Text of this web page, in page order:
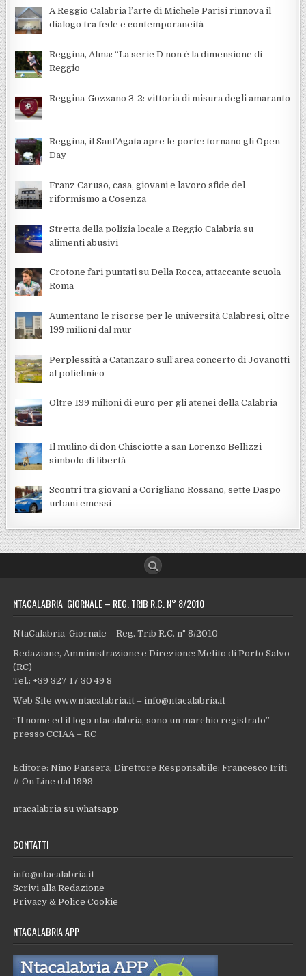
A Reggio Calabria l’arte di Michele Parisi rinnova il
dialogo tra fede e contemporaneità
Reggina, Alma: “La serie D non è la dimensione di
Reggio
Reggina-Gozzano 3-2: vittoria di misura degli amaranto
Reggina, il Sant’Agata apre le porte: tornano gli Open
Day
Franz Caruso, casa, giovani e lavoro sfide del
riformismo a Cosenza
Stretta della polizia locale a Reggio Calabria su
alimenti abusivi
Crotone fari puntati su Della Rocca, attaccante scuola
Roma
Aumentano le risorse per le università Calabresi, oltre
199 milioni dal mur
Perplessità a Catanzaro sull’area concerto di Jovanotti
al policlinico
Oltre 199 milioni di euro per gli atenei della Calabria
Il mulino di don Chisciotte a san Lorenzo Bellizzi
simbolo di libertà
Scontri tra giovani a Corigliano Rossano, sette Daspo
urbani emessi
NTACALABRIA GIORNALE – REG. TRIB R.C. N° 8/2010
NtaCalabria Giornale – Reg. Trib R.C. n° 8/2010
Redazione, Amministrazione e Direzione: Melito di Porto Salvo
(RC)
Tel.: +39 327 17 30 49 8
Web Site www.ntacalabria.it – info@ntacalabria.it
“Il nome ed il logo ntacalabria, sono un marchio registrato”
presso CCIAA – RC
Editore: Nino Pansera; Direttore Responsabile: Francesco Iriti
# On Line dal 1999
ntacalabria su whatsapp
CONTATTI
info@ntacalabria.it
Scrivi alla Redazione
Privacy & Police Cookie
NTACALABRIA APP